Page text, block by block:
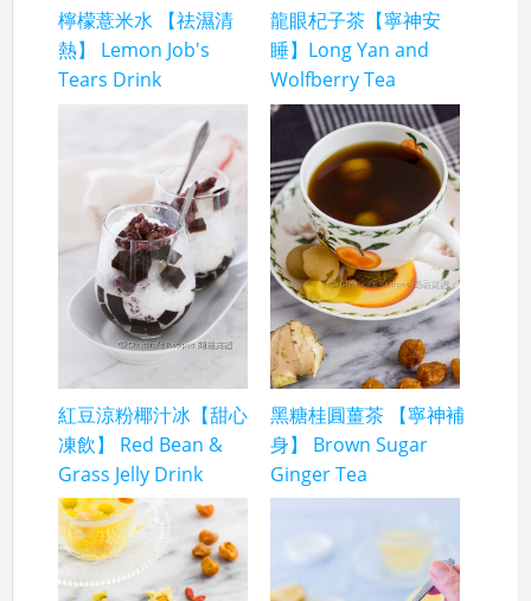
檸檬薏米水 【祛濕清
熱】 Lemon Job's
Tears Drink
龍眼杞子茶【寧神安
睡】Long Yan and
Wolfberry Tea
紅豆涼粉椰汁冰【甜心
凍飲】 Red Bean &
Grass Jelly Drink
黑糖桂圓薑茶 【寧神補
身】 Brown Sugar
Ginger Tea